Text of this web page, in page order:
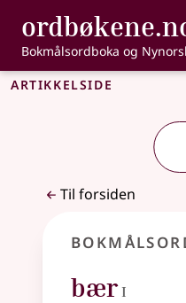
Gå til hovedinnhold
Tilgjengelighet
Bokmålsordboka og
Artikkelside
Til forsiden
bær I